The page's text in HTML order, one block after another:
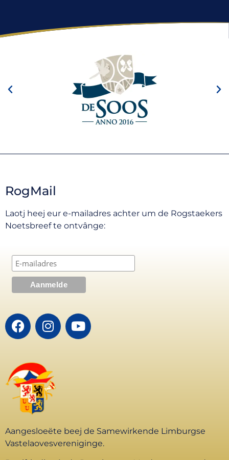
RogMail
Laotj heej eur e-mailadres achter um de Rogstaekers
Noetsbreef te ontvânge:
Aangesloeëte beej de Samewirkende Limburgse
Vastelaovesvereniginge.